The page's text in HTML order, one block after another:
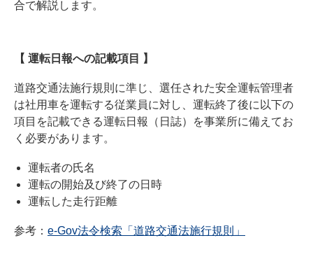
合で解説します。
【 運転日報への記載項目 】
道路交通法施行規則に準じ、選任された安全運転管理者
は社用車を運転する従業員に対し、運転終了後に以下の
項目を記載できる運転日報（日誌）を事業所に備えてお
く必要があります。
運転者の氏名
運転の開始及び終了の日時
運転した走行距離
参考： e-Gov法令検索「道路交通法施行規則」